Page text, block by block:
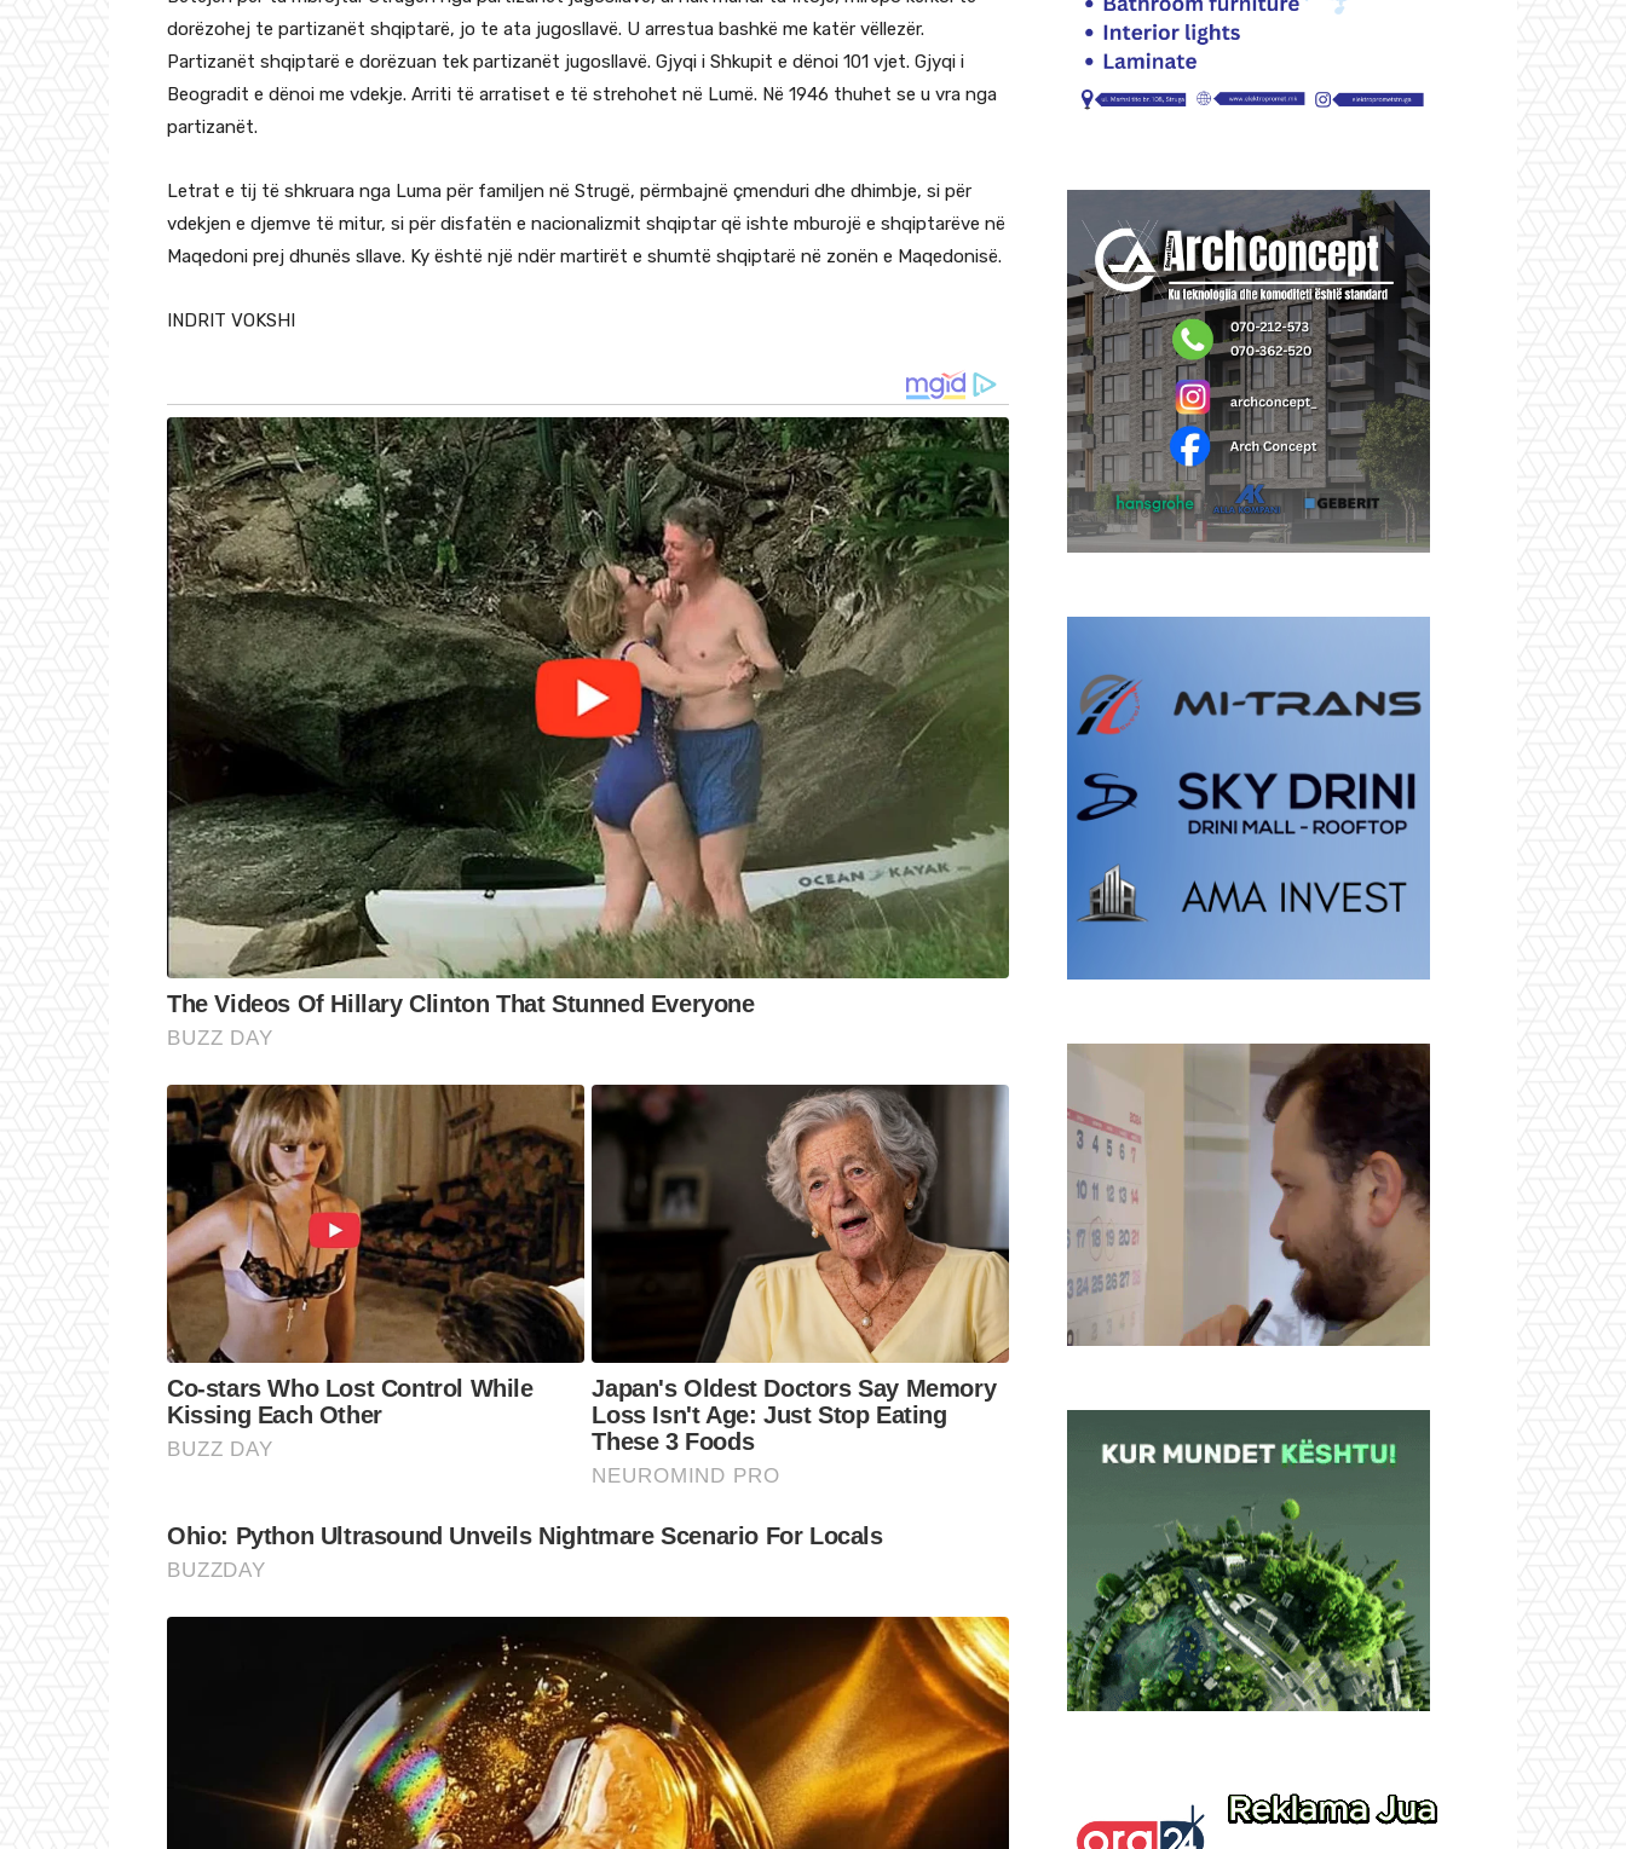
dorëzohej te partizanët shqiptarë, jo te ata jugosllavë. U arrestua bashkë me katër vëllezër.
Partizanët shqiptarë e dorëzuan tek partizanët jugosllavë. Gjyqi i Shkupit e dënoi 101 vjet. Gjyqi i
Beogradit e dënoi me vdekje. Arriti të arratiset e të strehohet në Lumë. Në 1946 thuhet se u vra nga
partizanët.
Letrat e tij të shkruara nga Luma për familjen në Strugë, përmbajnë çmenduri dhe dhimbje, si për
vdekjen e djemve të mitur, si për disfatën e nacionalizmit shqiptar që ishte mburojë e shqiptarëve në
Maqedoni prej dhunës sllave. Ky është një ndër martirët e shumtë shqiptarë në zonën e Maqedonisë.
INDRIT VOKSHI